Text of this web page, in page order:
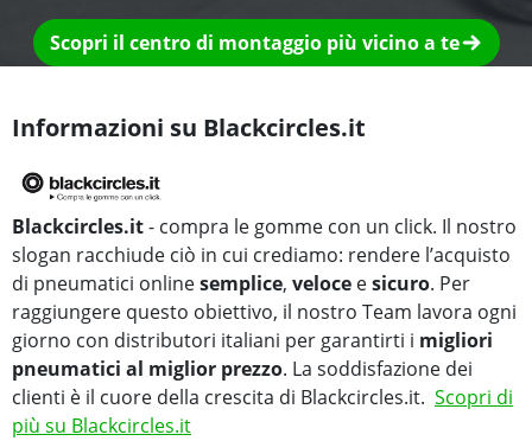
Scopri il centro di montaggio più vicino a te
Informazioni su Blackcircles.it
Blackcircles.it- compra le gomme con un click. Il nostro
slogan racchiude ciò in cui crediamo: rendere l’acquisto
di pneumatici onlinesemplice, veloce esicuro. Per
raggiungere questo obiettivo, il nostro Team lavora ogni
giorno con distributori italiani per garantirti i migliori
pneumatici al miglior prezzo. La soddisfazione dei
clienti è il cuore della crescita di Blackcircles.it. Scopri di
più su Blackcircles.it